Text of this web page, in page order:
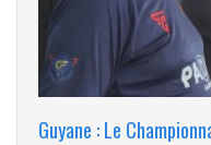
Guyane : Le